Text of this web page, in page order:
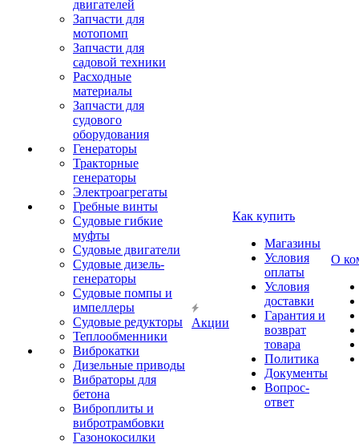
двигателей
Запчасти для
мотопомп
Запчасти для
садовой техники
Расходные
материалы
Запчасти для
судового
оборудования
Генераторы
Тракторные
генераторы
Электроагрегаты
Гребные винты
Судовые гибкие
муфты
Судовые двигатели
Судовые дизель-
генераторы
Судовые помпы и
импеллеры
Судовые редукторы
Теплообменники
Виброкатки
Дизельные приводы
Вибраторы для
бетона
Виброплиты и
вибротрамбовки
Газонокосилки
Акции
Как купить
Магазины
Условия
оплаты
Условия
доставки
Гарантия и
возврат
товара
Политика
Документы
Вопрос-
ответ
О